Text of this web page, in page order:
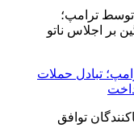
تبادل حملات